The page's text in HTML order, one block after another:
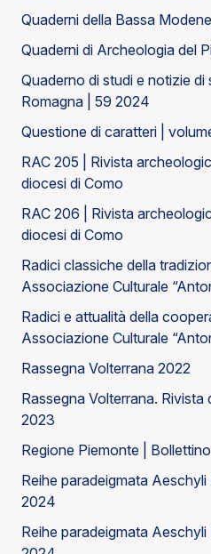
Quaderni della Bassa
Quaderni di Archeologia del
Quaderno di studi e notizie di
Romagna | 59 2024
Questione di caratteri |
RAC 205 | Rivista
diocesi di Como
RAC 206 | Rivista
diocesi di Como
Radici classiche della
Associazione Culturale
Radici e attualità della
Associazione Culturale
Rassegna Volterrana 2022
Rassegna Volterrana. Rivista
2023
Regione Piemonte |
Reihe paradeigmata
2024
Reihe paradeigmata